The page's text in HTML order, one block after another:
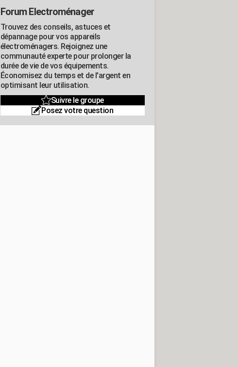
Forum Electroménager
Trouvez des conseils, astuces et
dépannage pour vos appareils
électroménagers. Rejoignez une
communauté experte pour prolonger la
durée de vie de vos équipements.
Économisez du temps et de l'argent en
optimisant leur utilisation.
Suivre le groupe
Posez votre question